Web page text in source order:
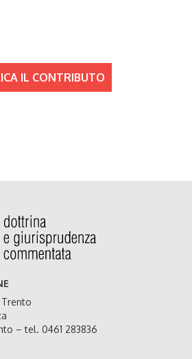
IL CONTRIBUTO
– tel. 0461 283836